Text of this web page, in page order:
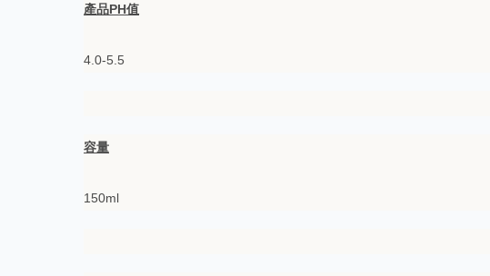
產品PH值
4.0-5.5
容量
150ml